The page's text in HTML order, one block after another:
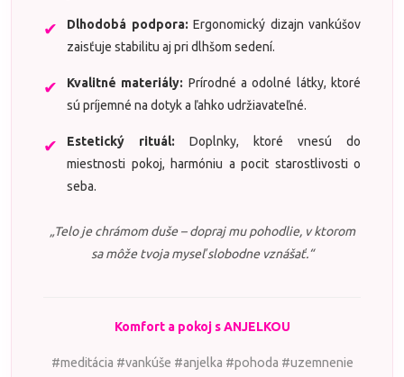
✔ Dlhodobá podpora: Ergonomický dizajn vankúšov
zaisťuje stabilitu aj pri dlhšom sedení.
✔ Kvalitné materiály: Prírodné a odolné látky, ktoré
sú príjemné na dotyk a ľahko udržiavateľné.
✔ Estetický rituál: Doplnky, ktoré vnesú do
miestnosti pokoj, harmóniu a pocit starostlivosti o
seba.
„Telo je chrámom duše – dopraj mu pohodlie, v ktorom
sa môže tvoja myseľ slobodne vznášať.“
Komfort a pokoj s ANJELKOU
#meditácia #vankúše #anjelka #pohoda #uzemnenie